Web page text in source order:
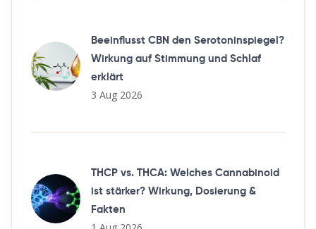
Beeinflusst CBN den Serotoninspiegel?
Wirkung auf Stimmung und Schlaf
erklärt
3 Aug 2026
THCP vs. THCA: Welches Cannabinoid
ist stärker? Wirkung, Dosierung &
Fakten